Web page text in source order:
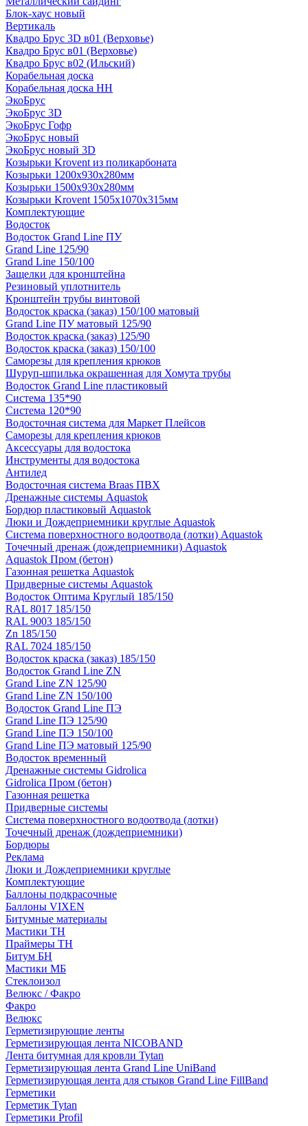
Блок-хаус новый
Вертикаль
Квадро Брус 3D в01 (Верховье)
Квадро Брус в01 (Верховье)
Квадро Брус в02 (Ильский)
Корабельная доска
Корабельная доска НН
ЭкоБрус
ЭкоБрус 3D
ЭкоБрус Гофр
ЭкоБрус новый
ЭкоБрус новый 3D
Козырьки Krovent из поликарбоната
Козырьки 1200х930х280мм
Козырьки 1500х930х280мм
Козырьки Krovent 1505х1070х315мм
Комплектующие
Водосток
Водосток Grand Line ПУ
Grand Line 125/90
Grand Line 150/100
Защелки для кронштейна
Резиновый уплотнитель
Кронштейн трубы винтовой
Водосток краска (заказ) 150/100 матовый
Grand Line ПУ матовый 125/90
Водосток краска (заказ) 125/90
Водосток краска (заказ) 150/100
Саморезы для крепления крюков
Шуруп-шпилька окрашенная для Хомута трубы
Водосток Grand Line пластиковый
Система 135*90
Система 120*90
Водосточная система для Маркет Плейсов
Саморезы для крепления крюков
Аксессуары для водостока
Инструменты для водостока
Антилед
Водосточная система Braas ПВХ
Дренажные системы Aquastok
Бордюр пластиковый Aquastok
Люки и Дождеприемники круглые Aquastok
Система поверхностного водоотвода (лотки) Aquastok
Точечный дренаж (дождеприемники) Aquastok
Aquastok Пром (бетон)
Газонная решетка Aquastok
Придверные системы Aquastok
Водосток Оптима Круглый 185/150
RAL 8017 185/150
RAL 9003 185/150
Zn 185/150
RAL 7024 185/150
Водосток краска (заказ) 185/150
Водосток Grand Line ZN
Grand Line ZN 125/90
Grand Line ZN 150/100
Водосток Grand Line ПЭ
Grand Line ПЭ 125/90
Grand Line ПЭ 150/100
Grand Line ПЭ матовый 125/90
Водосток временный
Дренажные системы Gidrolica
Gidrolica Пром (бетон)
Газонная решетка
Придверные системы
Система поверхностного водоотвода (лотки)
Точечный дренаж (дождеприемники)
Бордюры
Рекламa
Люки и Дождеприемники круглые
Комплектующие
Баллоны подкрасочные
Баллоны VIXEN
Битумные материалы
Мастики ТН
Праймеры ТН
Битум БН
Мастики МБ
Стеклоизол
Велюкс / Факро
Факро
Велюкс
Герметизирующие ленты
Герметизирующая лента NICOBAND
Лента битумная для кровли Tytan
Герметизирующая лента Grand Line UniBand
Герметизирующая лента для стыков Grand Line FillBand
Герметики
Герметик Tytan
Герметики Profil